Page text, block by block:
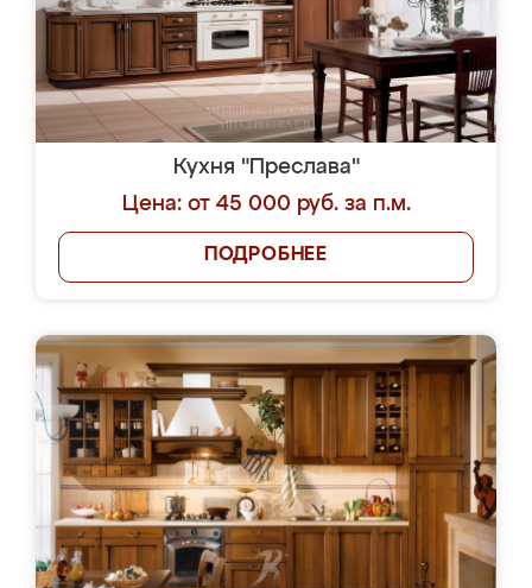
Кухня "Преслава"
Цена: от 45 000 руб. за п.м.
ПОДРОБНЕЕ